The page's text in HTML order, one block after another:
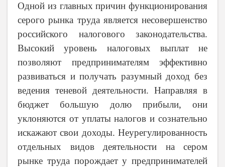
Одной из главных причин функционирования
серого рынка труда является несовершенство
российского налогового законодательства.
Высокий уровень налоговых выплат не
позволяют предпринимателям эффективно
развиваться и получать разумный доход без
ведения теневой деятельности. Направляя в
бюджет большую долю прибыли, они
уклоняются от уплаты налогов и сознательно
искажают свои доходы. Неурегулированность
отдельных видов деятельности на сером
рынке труда порождает у предпринимателей